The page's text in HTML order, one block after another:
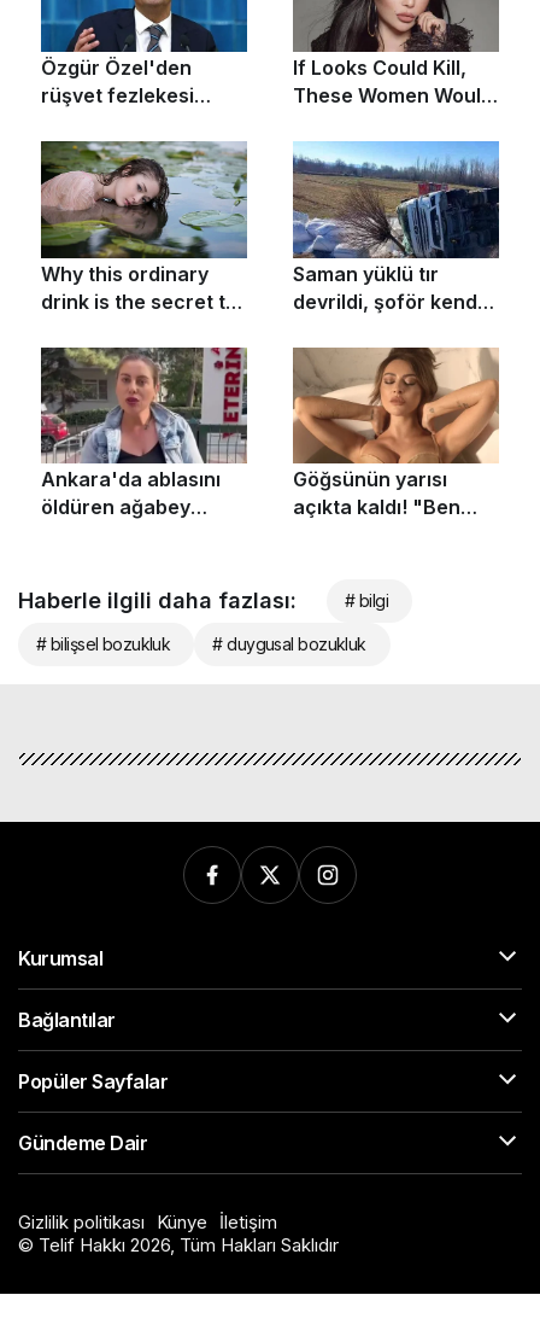
Haberle ilgili daha fazlası: # bilgi
# bilişsel bozukluk # duygusal bozukluk
Kurumsal
Bağlantılar
Popüler Sayfalar
Gündeme Dair
Gizlilik politikası Künye
İletişim
© Telif Hakkı 2026, Tüm Hakları Saklıdır